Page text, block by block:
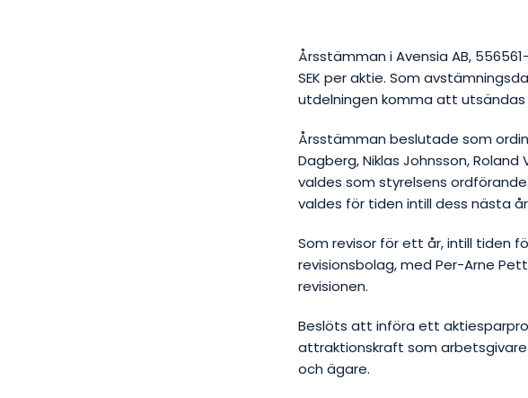
Årsstämman i Avensia AB,
SEK per aktie. Som
utdelningen komma att utsändas
Årsstämman beslutade som
Dagberg, Niklas Johnsson,Roland
valdes som styrelsens
valdes för tiden intill dess nästa
Som revisor för ett år, intill tiden
revisionsbolag, med Per-Arne
revisionen.
Beslöts att införa ett
attraktionskraft som
och ägare.